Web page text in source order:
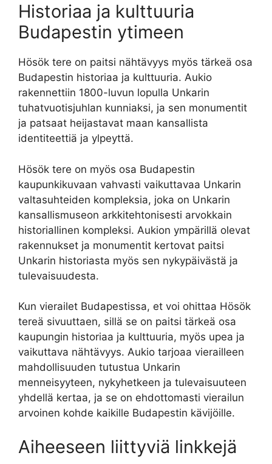
Historiaa ja kulttuuria
Budapestin ytimeen
Hösök tere on paitsi nähtävyys myös tärkeä osa
Budapestin historiaa ja kulttuuria. Aukio
rakennettiin 1800-luvun lopulla Unkarin
tuhatvuotisjuhlan kunniaksi, ja sen monumentit
ja patsaat heijastavat maan kansallista
identiteettiä ja ylpeyttä.
Hösök tere on myös osa Budapestin
kaupunkikuvaan vahvasti vaikuttavaa Unkarin
valtasuhteiden kompleksia, joka on Unkarin
kansallismuseon arkkitehtonisesti arvokkain
historiallinen kompleksi. Aukion ympärillä olevat
rakennukset ja monumentit kertovat paitsi
Unkarin historiasta myös sen nykypäivästä ja
tulevaisuudesta.
Kun vierailet Budapestissa, et voi ohittaa Hösök
tereä sivuuttaen, sillä se on paitsi tärkeä osa
kaupungin historiaa ja kulttuuria, myös upea ja
vaikuttava nähtävyys. Aukio tarjoaa vierailleen
mahdollisuuden tutustua Unkarin
menneisyyteen, nykyhetkeen ja tulevaisuuteen
yhdellä kertaa, ja se on ehdottomasti vierailun
arvoinen kohde kaikille Budapestin kävijöille.
Aiheeseen liittyviä linkkejä